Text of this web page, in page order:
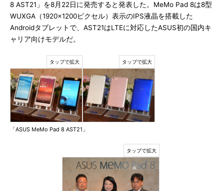
8 AST21」を8月22日に発売すると発表した。MeMo Pad 8は8型
WUXGA（1920×1200ピクセル）表示のIPS液晶を搭載した
Androidタブレットで、AST21はLTEに対応したASUS初の国内キ
ャリア向けモデルだ。
「ASUS MeMo Pad 8 AST21」